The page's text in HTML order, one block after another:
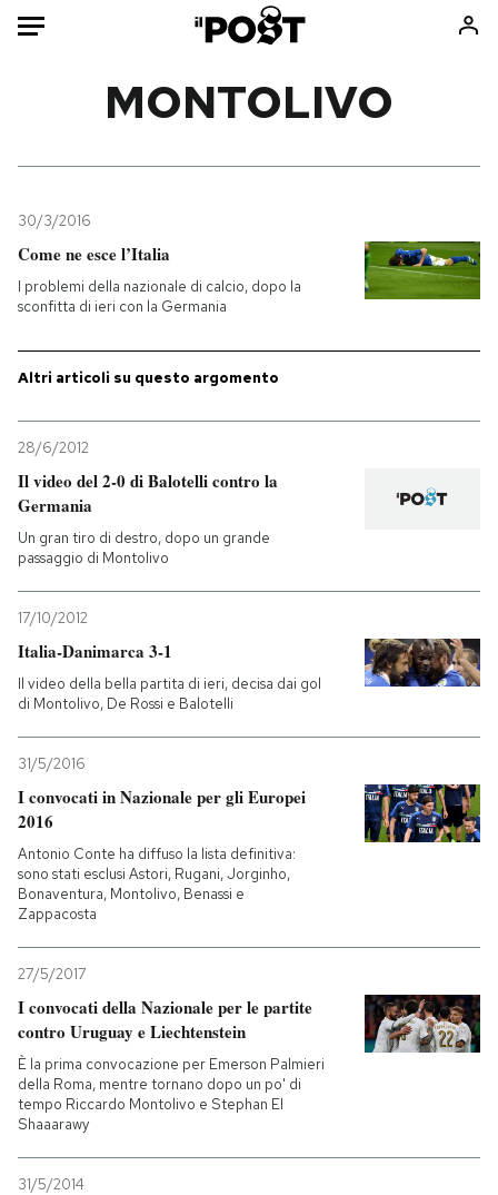
Mondo
Politica
Tecnologia
Internet
Scienza
Cultura
Sport
Consumismi
Storie/Idee
Media
PODCAST
NEWSLETTER
I MIEI PREFERITI
SHOP
AREA PERSONALE
MONTOLIVO
30/3/2016
Come ne esce l’Italia
I problemi della nazionale di calcio, dopo la
sconfitta di ieri con la Germania
Altri articoli su questo argomento
28/6/2012
Il video del 2-0 di Balotelli contro la
Germania
Un gran tiro di destro, dopo un grande
passaggio di Montolivo
17/10/2012
Italia-Danimarca 3-1
Il video della bella partita di ieri, decisa dai gol
di Montolivo, De Rossi e Balotelli
31/5/2016
I convocati in Nazionale per gli Europei
2016
Antonio Conte ha diffuso la lista definitiva:
sono stati esclusi Astori, Rugani, Jorginho,
Bonaventura, Montolivo, Benassi e
Zappacosta
27/5/2017
I convocati della Nazionale per le partite
contro Uruguay e Liechtenstein
È la prima convocazione per Emerson Palmieri
della Roma, mentre tornano dopo un po' di
tempo Riccardo Montolivo e Stephan El
Shaaarawy
31/5/2014